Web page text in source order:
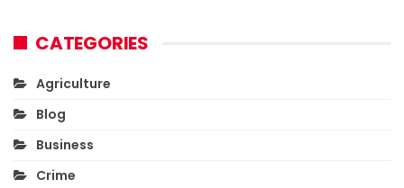
CATEGORIES
Agriculture
Blog
Business
Crime